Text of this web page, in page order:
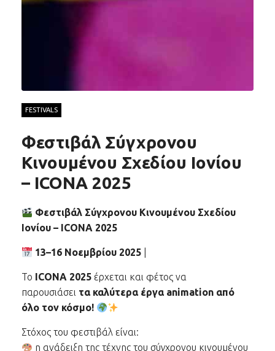
FESTIVALS
Φεστιβάλ Σύγχρονου
Κινουμένου Σχεδίου Ιονίου
– ICONA 2025
Φεστιβάλ Σύγχρονου Κινουμένου Σχεδίου
Ιονίου – ICONA 2025
13–16 Νοεμβρίου 2025
Το ICONA 2025 έρχεται και φέτος να
παρουσιάσει τα καλύτερα έργα animation από
όλο τον κόσμο!
Στόχος του φεστιβάλ είναι:
η ανάδειξη της τέχνης του σύγχρονου κινουμένου